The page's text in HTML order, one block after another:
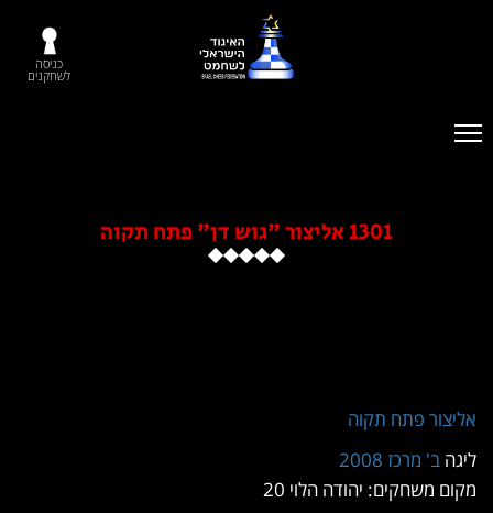
כניסה
לשחקנים
1301 אליצור "גוש דן" פתח תקוה
אליצור פתח תקוה
ליגה ב' מרכז 2008
מקום משחקים: יהודה הלוי 20